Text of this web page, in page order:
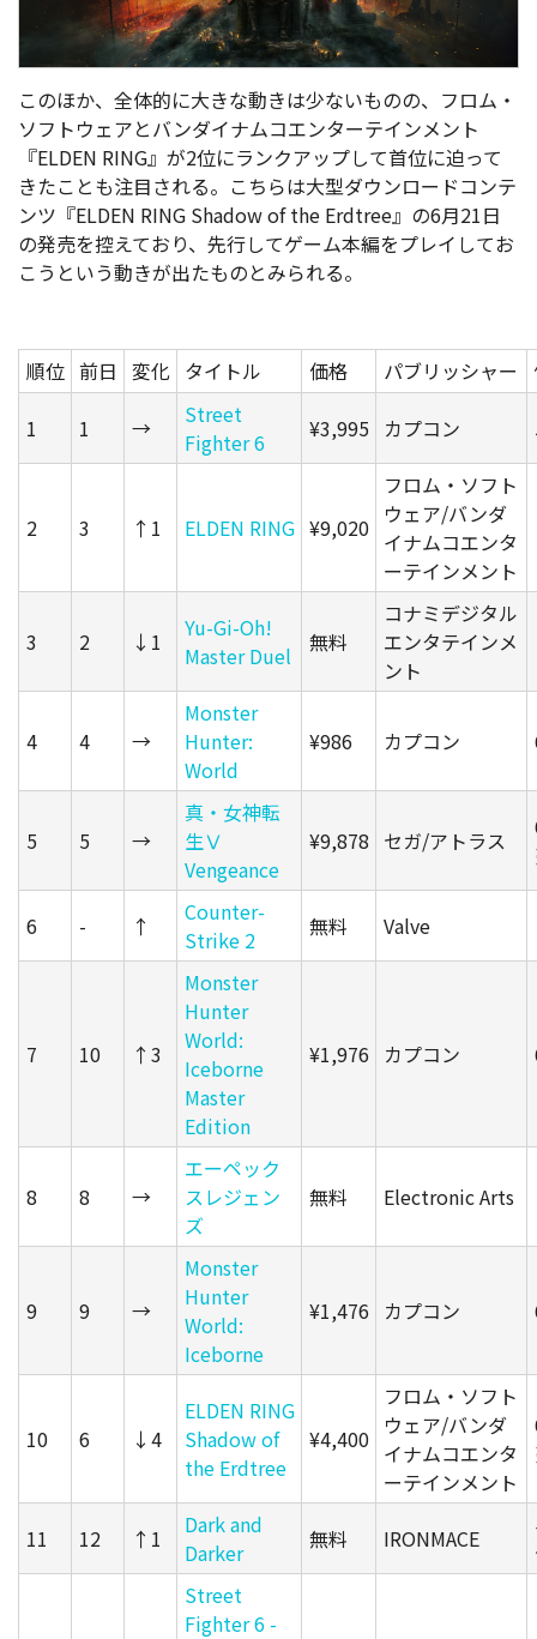
このほか、全体的に大きな動きは少ないものの、 フロム・
ソフトウェアとバンダイナムコエンターテインメント
『ELDEN RING』が2位にランクアップして首位に迫って
きたことも注目される。こちらは大型ダウンロードコンテ
ンツ『ELDEN RING Shadow of the Erdtree』の6月21日
の発売を控えており、先行してゲーム本編をプレイしてお
こうという動きが出たものとみられる。
順位 前日 変化 タイトル 価格 パブリッシャー
1
1 →
Street
Fighter 6
¥3,995 カプコン
2 3 ↑1 ELDEN RING ¥9,020
フロム・ソフト
ウェア/バンダ
イナムコエンタ
ーテインメント
3 2 ↓1
Yu-Gi-Oh!
Master Duel
無料
コナミデジタル
エンタテインメ
ント
4 4 →
Monster
Hunter:
World
¥986 カプコン
5 5 →
真・女神転
生Ⅴ
Vengeance
¥9,878 セガ/アトラス
6 - ↑
Counter-
Strike 2
無料 Valve
7 10 ↑3
Monster
Hunter
World:
Iceborne
Master
Edition
¥1,976 カプコン
8 8 →
エーペック
スレジェン
ズ
無料 Electronic Arts
9 9 →
Monster
Hunter
World:
Iceborne
¥1,476 カプコン
10 6 ↓4
ELDEN RING
Shadow of
the Erdtree
¥4,400
フロム・ソフト
ウェア/バンダ
イナムコエンタ
ーテインメント
11 12 ↑1
Dark and
Darker
無料 IRONMACE
Street
Fighter 6 -